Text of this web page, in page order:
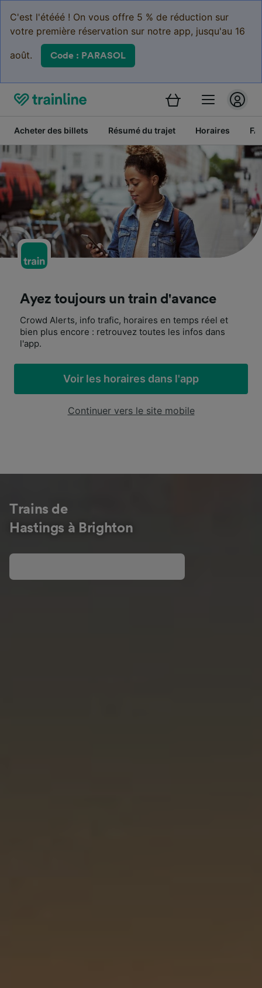
C'est l'étééé ! On vous offre 5 % de réduction sur
votre première réservation sur notre app, jusqu'au 16
août. Code : PARASOL
Acheter des billets Résumé du trajet Horaires
Ayez toujours un train d'avance
Crowd Alerts, info trafic, horaires en temps réel et
bien plus encore : retrouvez toutes les infos dans
l'app.
Voir les horaires dans l'app
Continuer vers le site mobile
Trains de
Hastings à Brighton